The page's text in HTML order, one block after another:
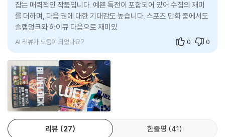
잡는 매력적인 작품입니다. 예쁜 특전이 포함되어 있어 수집의 재미
를 더하며, 다음 권에 대한 기대감도 높습니다. 스포츠 만화 중에서도
슬램덩크와 하이큐 다음으로 재미있게 읽히며, 특히 축구를 좋아하
는 독자들에게 강력
AI 리뷰가 도움이 되었나요? 0 0